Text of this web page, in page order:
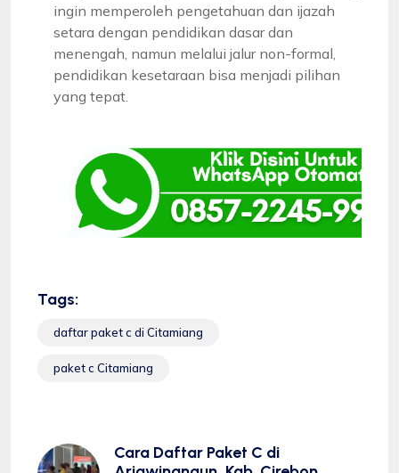
ingin memperoleh pengetahuan dan ijazah
setara dengan pendidikan dasar dan
menengah, namun melalui jalur non-formal,
pendidikan kesetaraan bisa menjadi pilihan
yang tepat.
Tags:
daftar paket c di Citamiang
paket c Citamiang
Cara Daftar Paket C di